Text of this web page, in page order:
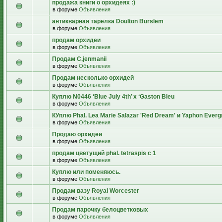
продажа книги о орхидеях :)
в форуме Объявления
антикварная тарелка Doulton Burslem
в форуме Объявления
продам орхидеи
в форуме Объявления
Продам C.jenmanii
в форуме Объявления
Продам несколько орхидей
в форуме Объявления
Куплю N0446 ‘Blue July 4th’ x ‘Gaston Bleu
в форуме Объявления
КУплю Phal. Lea Marie Salazar 'Red Dream' и Yaphon
в форуме Объявления
Продаю орхидеи
в форуме Объявления
продам цветущий рhal. tetraspis с 1
в форуме Объявления
Куплю или поменяюсь.
в форуме Объявления
Продам вазу Royal Worcester
в форуме Объявления
Продам парочку белоцветковых
в форуме Объявления